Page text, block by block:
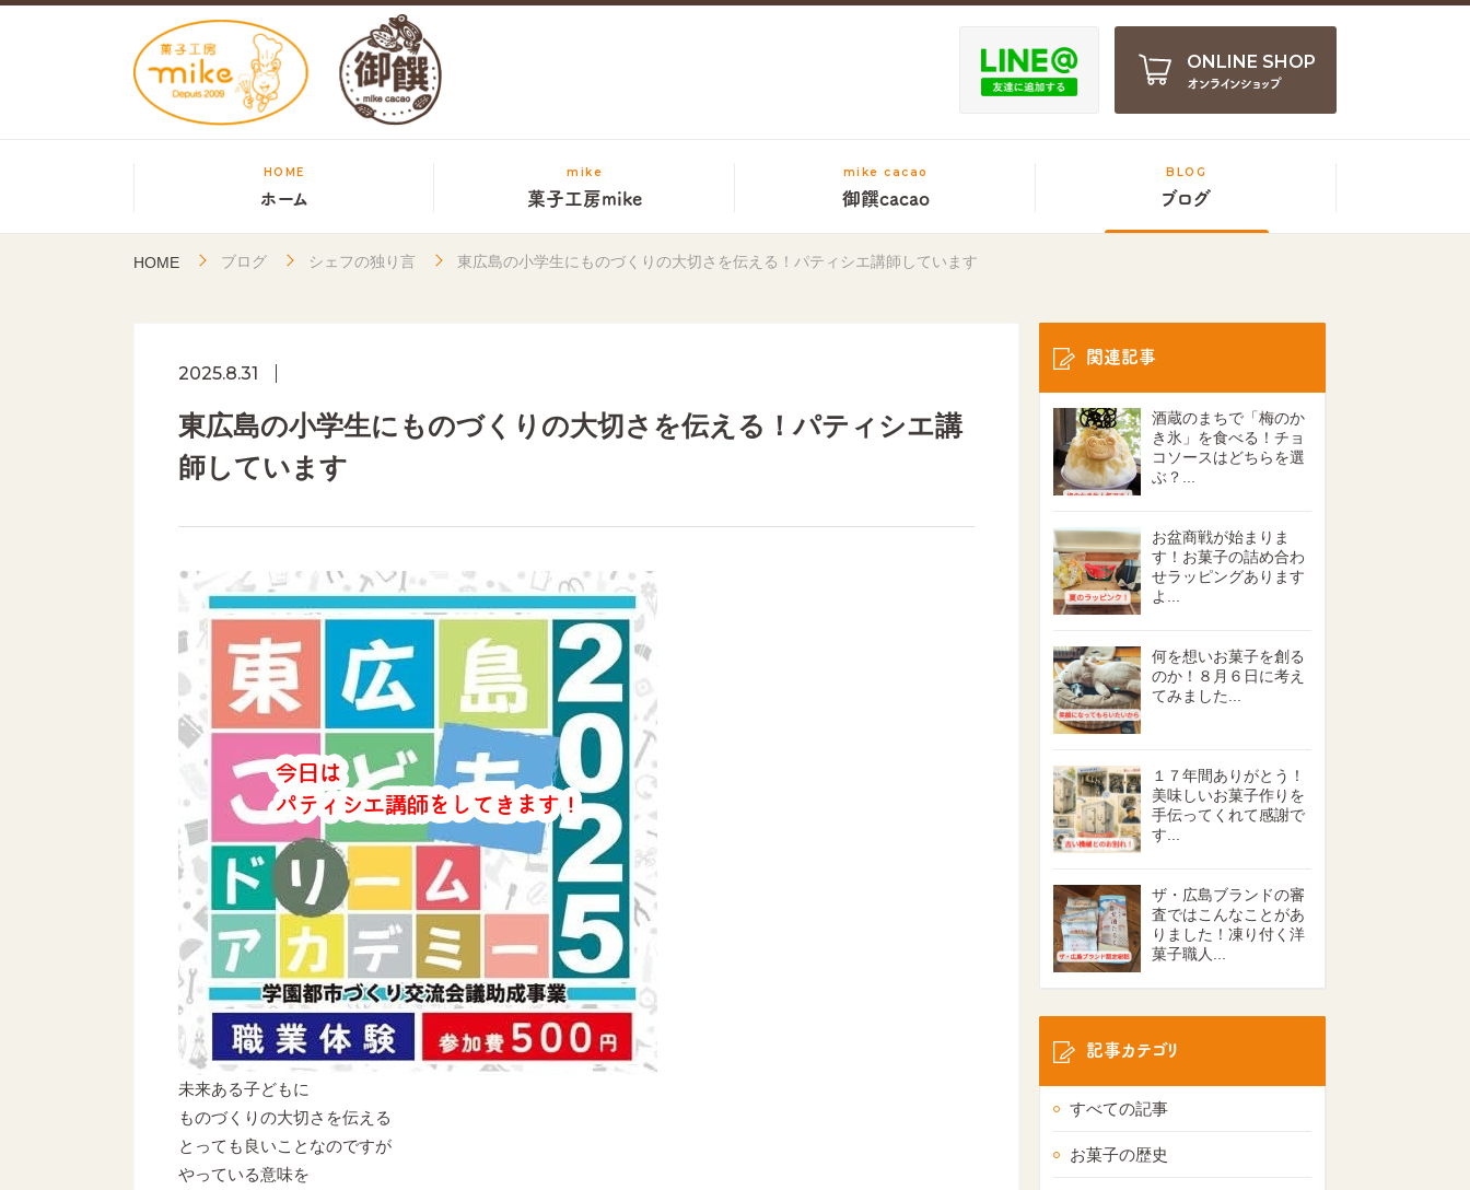
ONLINE SHOP
オンラインショップ
HOME
ホーム
mike
菓子工房mike
mike cacao
御饌cacao
BLOG
ブログ
HOME ブログ シェフの独り言 東広島の小学生にものづくりの大切さを伝える！パティシエ講師しています
2025.8.31
東広島の小学生にものづくりの大切さを伝える！パティシエ講
師しています
未来ある子どもに
ものづくりの大切さを伝える
とっても良いことなのですが
やっている意味を
関連記事
酒蔵のまちで「梅のか
き氷」を食べる！チョ
コソースはどちらを選
ぶ？...
お盆商戦が始まりま
す！お菓子の詰め合わ
せラッピングあります
よ...
何を想いお菓子を創る
のか！８月６日に考え
てみました...
１７年間ありがとう！
美味しいお菓子作りを
手伝ってくれて感謝で
す...
ザ・広島ブランドの審
査ではこんなことがあ
りました！凍り付く洋
菓子職人...
記事カテゴリ
すべての記事
お菓子の歴史